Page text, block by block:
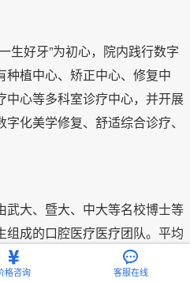
生好牙”为初心，院内践行数字
种植中心、矫正中心、修复中
中心等多科室诊疗中心，并开展
化美学修复、舒适综合诊疗、
武大、暨大、中大等名校博士等
组成的口腔医疗医疗团队。平均
全套数字化口腔技术，服务客
格咨询 客服在线